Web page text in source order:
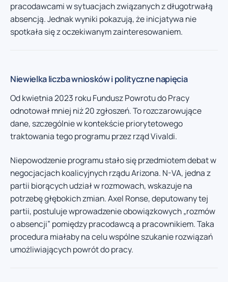
pracodawcami w sytuacjach związanych z długotrwałą
absencją. Jednak wyniki pokazują, że inicjatywa nie
spotkała się z oczekiwanym zainteresowaniem.
Niewielka liczba wniosków i polityczne napięcia
Od kwietnia 2023 roku Fundusz Powrotu do Pracy
odnotował mniej niż 20 zgłoszeń. To rozczarowujące
dane, szczególnie w kontekście priorytetowego
traktowania tego programu przez rząd Vivaldi.
Niepowodzenie programu stało się przedmiotem debat w
negocjacjach koalicyjnych rządu Arizona. N-VA, jedna z
partii biorących udział w rozmowach, wskazuje na
potrzebę głębokich zmian. Axel Ronse, deputowany tej
partii, postuluje wprowadzenie obowiązkowych „rozmów
o absencji” pomiędzy pracodawcą a pracownikiem. Taka
procedura miałaby na celu wspólne szukanie rozwiązań
umożliwiających powrót do pracy.